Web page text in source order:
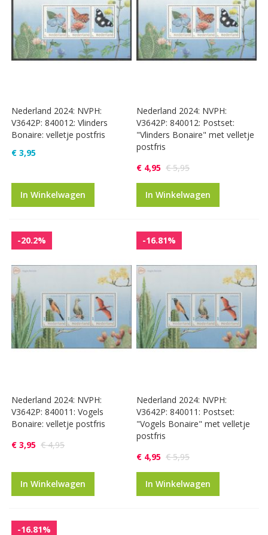
Nederland 2024: NVPH:
V3642P: 840012: Vlinders
Bonaire: velletje postfris
€ 3,95
In Winkelwagen
Nederland 2024: NVPH:
V3642P: 840012: Postset:
"Vlinders Bonaire" met velletje
postfris
€ 4,95 € 5,95
In Winkelwagen
-20.2%
Nederland 2024: NVPH:
V3642P: 840011: Vogels
Bonaire: velletje postfris
€ 3,95 € 4,95
In Winkelwagen
-16.81%
Nederland 2024: NVPH:
V3642P: 840011: Postset:
"Vogels Bonaire" met velletje
postfris
€ 4,95 € 5,95
In Winkelwagen
-16.81%